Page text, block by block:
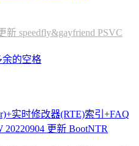
speedfly&gayfriend PSVC
余的空格
实时修改器(RTE)索引+FAQ
更新 BootNTR